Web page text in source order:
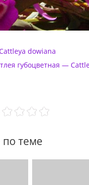
dowiana
губоцветная —
теме